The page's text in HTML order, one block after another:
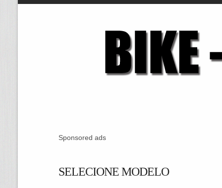
Sponsored ads
SELECIONE MODELO